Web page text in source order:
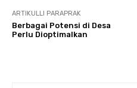
ARTIKULLI PARAPRAK
Berbagai Potensi di Desa
Perlu Dioptimalkan